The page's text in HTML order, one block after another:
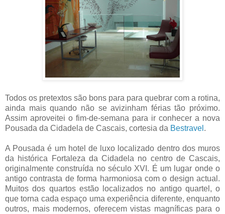
Todos os pretextos são bons para para quebrar com a rotina,
ainda mais quando não se avizinham férias tão próximo.
Assim aproveitei o fim-de-semana para ir conhecer a nova
Pousada da Cidadela de Cascais, cortesia da Bestravel .
A Pousada é um hotel de luxo localizado dentro dos muros
da histórica Fortaleza da Cidadela no centro de Cascais,
originalmente construída no século XVI. É um lugar onde o
antigo contrasta de forma harmoniosa com o design actual.
Muitos dos quartos estão localizados no antigo quartel, o
que torna cada espaço uma experiência diferente, enquanto
outros, mais modernos, oferecem vistas magníficas para o